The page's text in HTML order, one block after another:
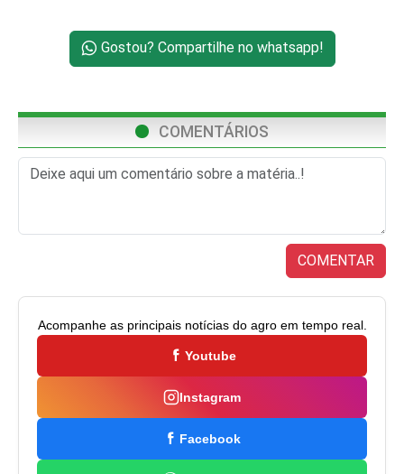
Gostou? Compartilhe no whatsapp!
COMENTÁRIOS
COMENTAR
Acompanhe as principais notícias do agro em tempo real.
Youtube
Instagram
Facebook